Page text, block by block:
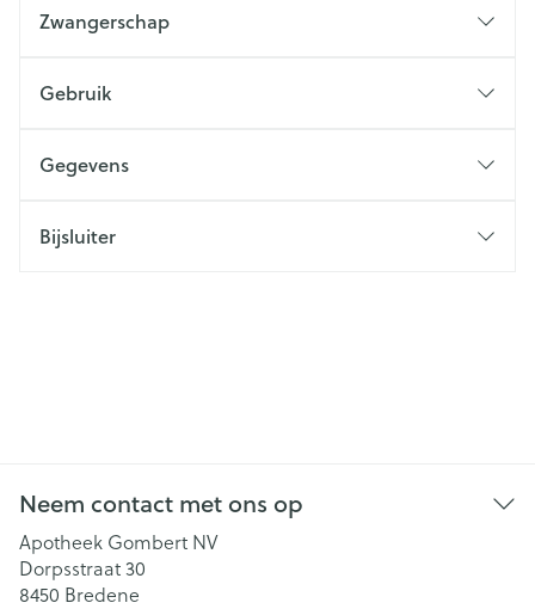
Zwangerschap
Gebruik
Gegevens
Bijsluiter
Neem contact met ons op
Apotheek Gombert NV
Dorpsstraat 30
8450 Bredene